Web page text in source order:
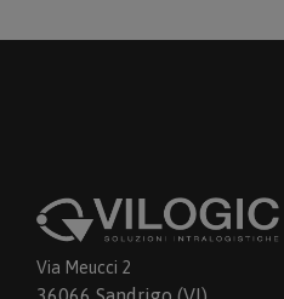
Via Meucci 2